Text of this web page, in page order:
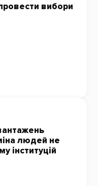
вибори
людей не
інституцій